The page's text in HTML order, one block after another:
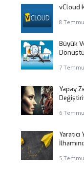
vCloud
8
Büyük
7
Yapay
6
5